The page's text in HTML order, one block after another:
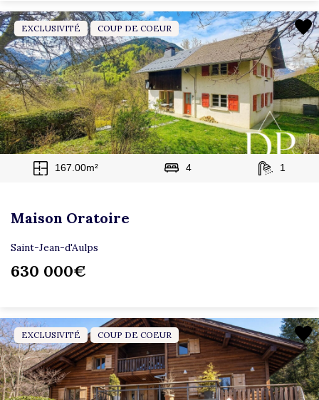
EXCLUSIVITÉ COUP DE COEUR
167.00m² 4 1
Maison Oratoire
Saint-Jean-d'Aulps
630 000€
EXCLUSIVITÉ COUP DE COEUR